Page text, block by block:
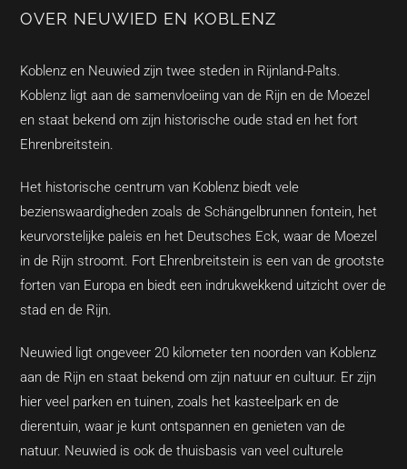
OVER NEUWIED EN KOBLENZ
Koblenz en Neuwied zijn twee steden in Rijnland-Palts.
Koblenz ligt aan de samenvloeiing van de Rijn en de Moezel
en staat bekend om zijn historische oude stad en het fort
Ehrenbreitstein.
Het historische centrum van Koblenz biedt vele
bezienswaardigheden zoals de Schängelbrunnen fontein, het
keurvorstelijke paleis en het Deutsches Eck, waar de Moezel
in de Rijn stroomt. Fort Ehrenbreitstein is een van de grootste
forten van Europa en biedt een indrukwekkend uitzicht over de
stad en de Rijn.
Neuwied ligt ongeveer 20 kilometer ten noorden van Koblenz
aan de Rijn en staat bekend om zijn natuur en cultuur. Er zijn
hier veel parken en tuinen, zoals het kasteelpark en de
dierentuin, waar je kunt ontspannen en genieten van de
natuur. Neuwied is ook de thuisbasis van veel culturele